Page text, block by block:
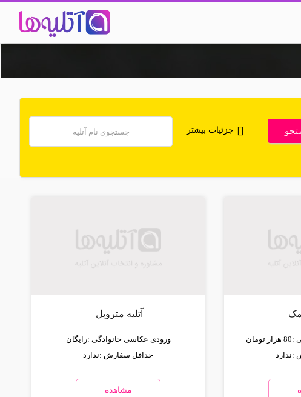
جزئیات بیشتر
:80 هزار تومان
:ندارد
آتلیه متروپل
ورودی عکاسی خانوادگی :رایگان
حداقل سفارش :ندارد
مشاهده